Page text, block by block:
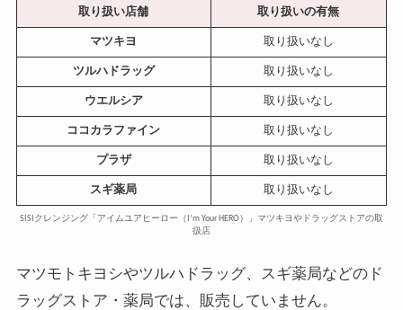
取り扱い店舗 取り扱いの有無
マツキヨ 取り扱いなし
ツルハドラッグ 取り扱いなし
ウエルシア 取り扱いなし
ココカラファイン 取り扱いなし
プラザ 取り扱いなし
スギ薬局 取り扱いなし
SISIクレンジング「アイムユアヒーロー（I’m Your HERO）」マツキヨやドラッグストアの取
扱店
マツモトキヨシやツルハドラッグ、スギ薬局などのド
ラッグストア・薬局では、販売していません。